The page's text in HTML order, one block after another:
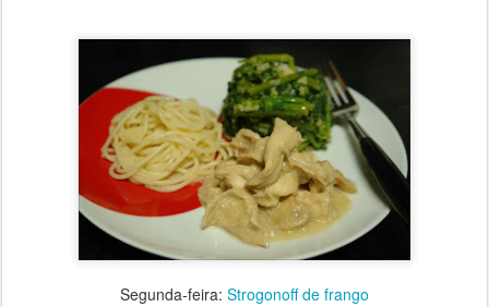
Segunda-feira: Strogonoff de frango